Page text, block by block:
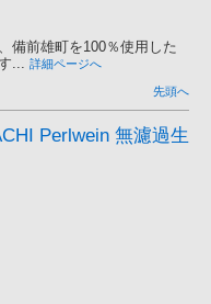
備前雄町を100％使用した
... 詳細ページへ
先頭へ
Perlwein 無濾過生